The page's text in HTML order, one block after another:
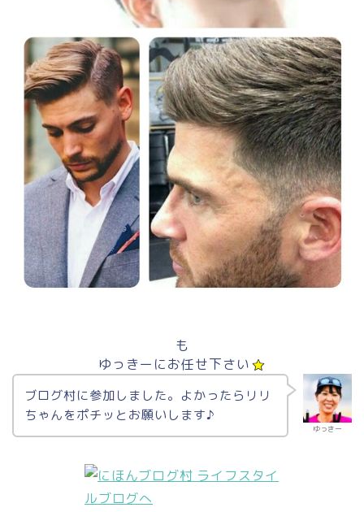
も
ゆっきーにお任せ下さい
ゆっきー
ブログ村に参加しました。よかったらリリ
ちゃんをポチッとお願いします♪